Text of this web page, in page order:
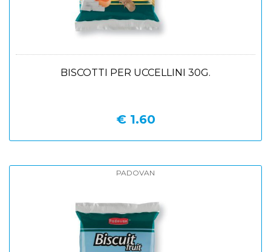
BISCOTTI PER UCCELLINI 30G.
€ 1.60
PADOVAN